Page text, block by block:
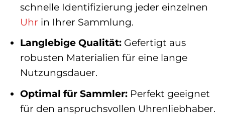
schnelle Identifizierung jeder einzelnen
Uhr in Ihrer Sammlung.
Langlebige Qualität:Gefertigt aus
robusten Materialien für eine lange
Nutzungsdauer.
Optimal für Sammler:Perfekt geeignet
für den anspruchsvollen Uhrenliebhaber.